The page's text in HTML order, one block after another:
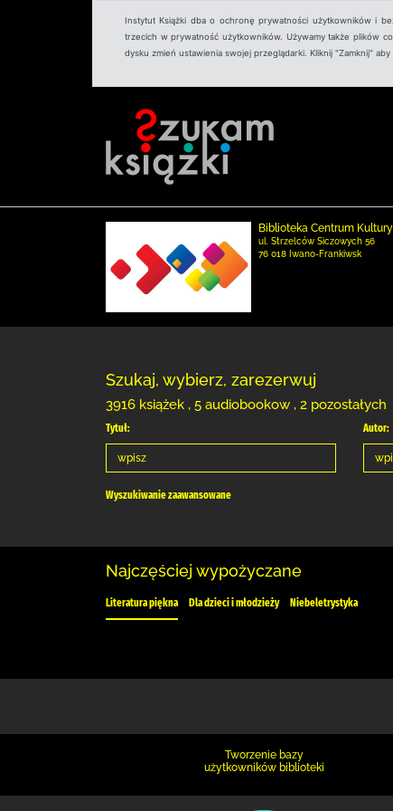
Instytut Książki dba o ochronę prywatności użytkowników i
trzecich w prywatność użytkowników. Używamy także plików
dysku zmień ustawienia swojej przeglądarki. Kliknij "Zamknij"
Biblioteka Centrum
ul. Strzelców Siczowych 56
76 018 Iwano-Frankiwsk
Szukaj, wybierz, zarezerwuj
3916 książek , 5 audiobookow , 2 pozostałych
Tytuł: Autor:
Wyszukiwanie zaawansowane
Najczęściej wypożyczane
Literatura piękna Dla dzieci i młodzieży Niebeletrystyka
Tworzenie bazy
użytkowników biblioteki